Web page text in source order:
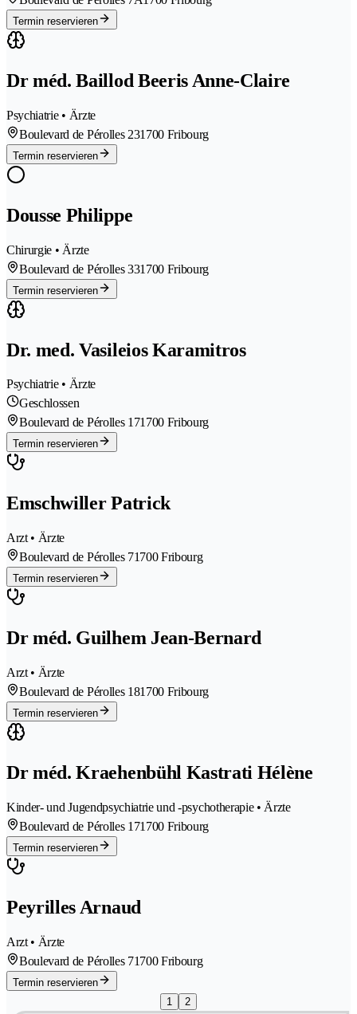
Termin reservieren
Dr méd. Baillod Beeris Anne-Claire
Psychiatrie • Ärzte
Boulevard de Pérolles 231700 Fribourg
Termin reservieren
Dousse Philippe
Chirurgie • Ärzte
Boulevard de Pérolles 331700 Fribourg
Termin reservieren
Dr. med. Vasileios Karamitros
Psychiatrie • Ärzte
Geschlossen
Boulevard de Pérolles 171700 Fribourg
Termin reservieren
Emschwiller Patrick
Arzt • Ärzte
Boulevard de Pérolles 71700 Fribourg
Termin reservieren
Dr méd. Guilhem Jean-Bernard
Arzt • Ärzte
Boulevard de Pérolles 181700 Fribourg
Termin reservieren
Dr méd. Kraehenbühl Kastrati Hélène
Kinder- und Jugendpsychiatrie und -psychotherapie • Ärzte
Boulevard de Pérolles 171700 Fribourg
Termin reservieren
Peyrilles Arnaud
Arzt • Ärzte
Boulevard de Pérolles 71700 Fribourg
Termin reservieren
1
2